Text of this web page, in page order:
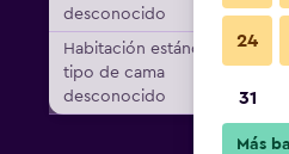
desconocido
Habitación estándar,
tipo de cama
desconocido
24
31
Más